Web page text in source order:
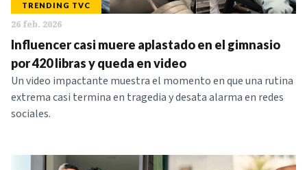
TRENDING TVC
26 feb. 2026
Influencer casi muere aplastado en el gimnasio
por 420 libras y queda en video
Un video impactante muestra el momento en que una rutina
extrema casi termina en tragedia y desata alarma en redes
sociales.